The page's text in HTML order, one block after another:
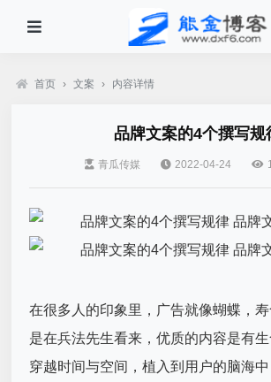
首页 › 文案 › 内容详情
品牌文案的4个撰写规
青瓜传媒 2022-04-24
在很多人的印象里，广告就像蝴蝶，
是在兵法先生看来，优质的内容是有
穿越时间与空间，植入到用户的脑海